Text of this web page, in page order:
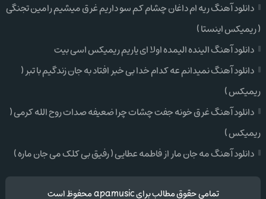
دانلود آهنگ ریه ام داغان چشام کم سو داریم غرق میشیم رامین تجنگی
( ریمیکس اینستا )
دانلود آهنگ الینده الیمده اولا ای یاریم ریمیکس اسی بیت
دانلود آهنگ نمیدانم عه کدام خدا بی خبر افتاد به جان زندگیم با تبر (
ریمیکس )
دانلود آهنگ غرق خونه جفت چشات چرا ضعیفه صدات روح الله کرمی (
ریمیکس )
دانلود آهنگ مه جان مار از فاطمه عطایی ( رفیق بی کلک می جان ماره )
تمامی حقوق مطالب برای apamusic محفوظ است